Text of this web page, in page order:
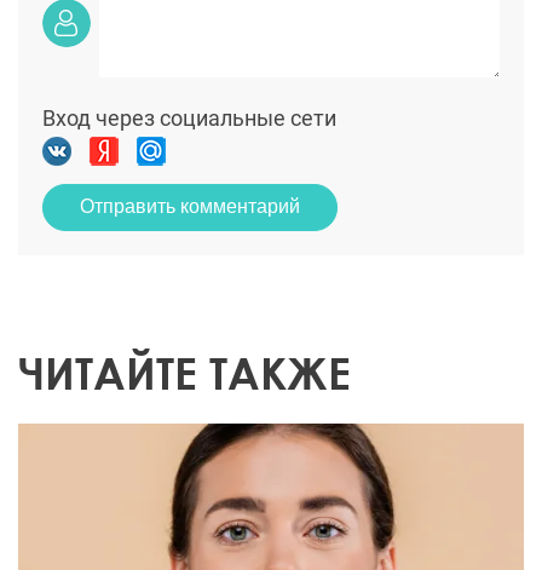
Вход через социальные сети
Отправить комментарий
ЧИТАЙТЕ ТАКЖЕ